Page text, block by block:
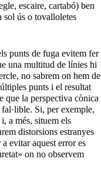
escaire, cartabó) ben
sol ús o tovalloletes
punts de fuga evitem fer
una multitud de línies hi
no sabrem on hem de
punts i el resultat
que la perspectiva cònica
Si, per exemple,
a més, situem els
distorsions estranyes
evitar aquest error es
on no observem